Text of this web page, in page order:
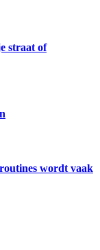
straat of
wordt vaak